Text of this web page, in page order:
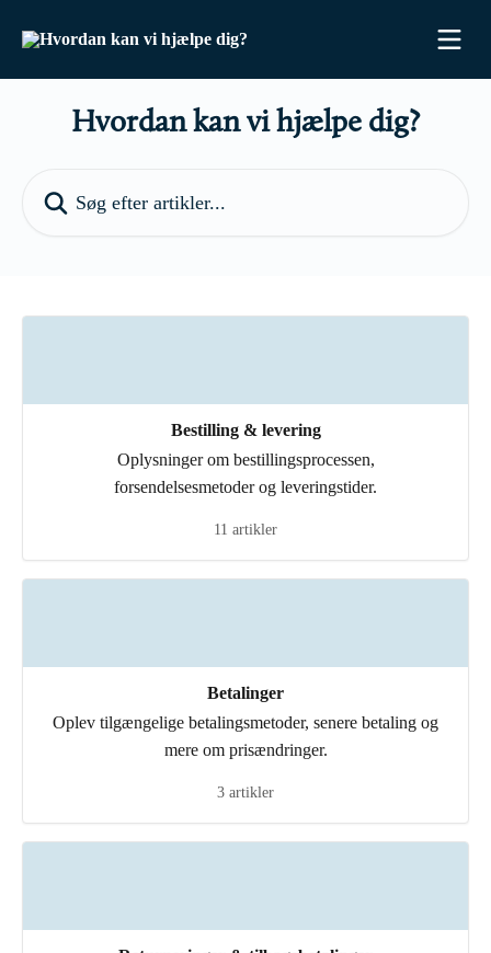
Hvordan kan vi hjælpe dig?
Bestilling & levering
Oplysninger om bestillingsprocessen,
forsendelsesmetoder og leveringstider.
11 artikler
Betalinger
Oplev tilgængelige betalingsmetoder, senere betaling og
mere om prisændringer.
3 artikler